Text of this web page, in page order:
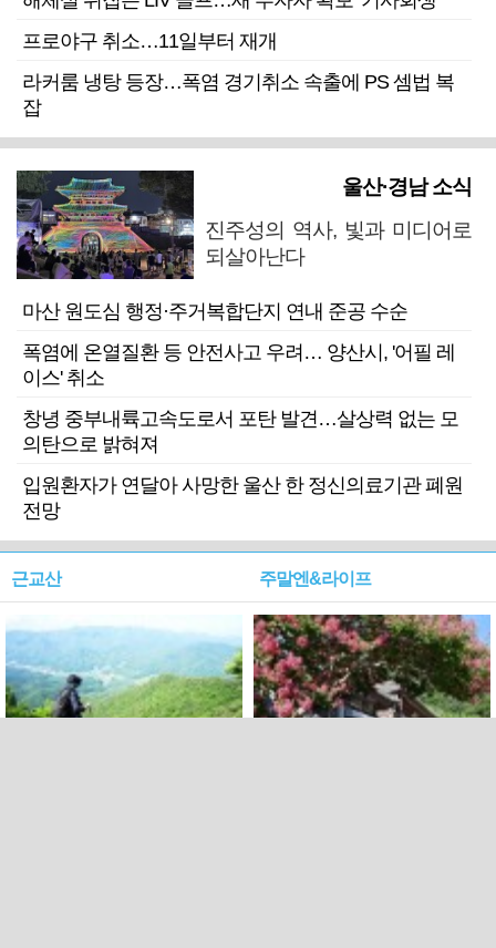
프로야구 취소…11일부터 재개
라커룸 냉탕 등장…폭염 경기취소 속출에 PS 셈법 복
잡
울산·경남 소식
진주성의 역사, 빛과 미디어로
되살아난다
마산 원도심 행정·주거복합단지 연내 준공 수순
폭염에 온열질환 등 안전사고 우려… 양산시, '어필 레
이스' 취소
창녕 중부내륙고속도로서 포탄 발견…살상력 없는 모
의탄으로 밝혀져
입원환자가 연달아 사망한 울산 한 정신의료기관 폐원
전망
근교산 주말엔&라이프